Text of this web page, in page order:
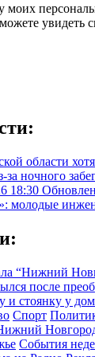
моих
увидеть
области
ночного
18:30
молодые
“Нижний
после
и стоянку у
Спорт
События